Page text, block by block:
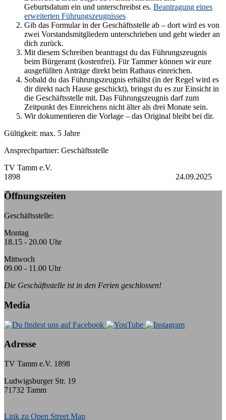
Geburtsdatum ein und unterschreibst es. Beantragung eines
erweiterten Führungszeugnisses
Gib das Formular in der Geschäftsstelle ab – dort wird es von
zwei Vorstandsmitgliedern unterschrieben und geht wieder an
dich zurück.
Mit diesem Schreiben beantragst du das Führungszeugnis
beim Bürgeramt (kostenfrei). Für Tammer können wir eure
ausgefüllten Anträge direkt beim Rathaus einreichen.
Sobald du das Führungszeugnis erhältst (in der Regel wird es
dir direkt nach Hause geschickt), bringst du es zur Einsicht in
die Geschäftsstelle mit. Das Führungszeugnis darf zum
Zeitpunkt des Einreichens nicht älter als drei Monate sein.
Wir dokumentieren die Vorlage – das Original bleibt bei dir.
Gültigkeit: max. 5 Jahre
Ansprechpartner: Geschäftsstelle
TV Tamm e.V.
1898 24.09.2025
Öffnungszeiten
Geschäftsstelle:
Montag
18.15 - 20.00 Uhr
Mittwoch
09.00 - 11.00 Uhr
Die Geschäftsstelle ist in den Ferien geschlossen!
Media
Adresse
TV Tamm e.V. 1898
Ludwigsburger Str. 19
71732 Tamm
Link zu Open Street Map